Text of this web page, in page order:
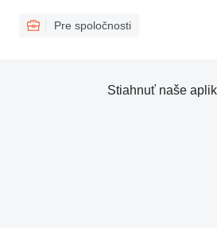
Pre spoločnosti
Stiahnuť naše